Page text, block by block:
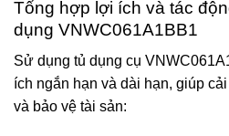
Tổng hợp lợi ích và tác
dụng VNWC061A1BB1
Sử dụng tủ dụng cụ
ích ngắn hạn và dài hạn, giúp
và bảo vệ tài sản: